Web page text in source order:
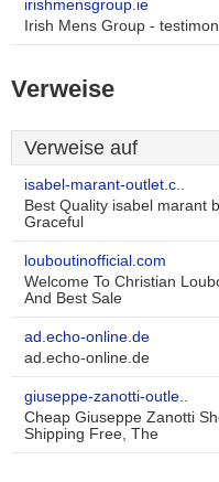
irishmensgroup.ie
Irish Mens Group -
Verweise
Verweise auf
isabel-marant-outlet.c..
Best Quality isabel marant
Graceful
louboutinofficial.com
Welcome To Christian
And Best Sale
ad.echo-online.de
ad.echo-online.de
giuseppe-zanotti-outle..
Cheap Giuseppe Zanotti
Shipping Free, The